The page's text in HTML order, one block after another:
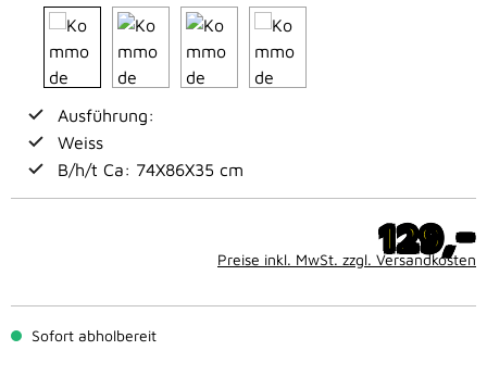
Ausführung:
Weiss
B/h/t Ca: 74X86X35 cm
129,-
Preise inkl. MwSt. zzgl. Versandkosten
Sofort abholbereit